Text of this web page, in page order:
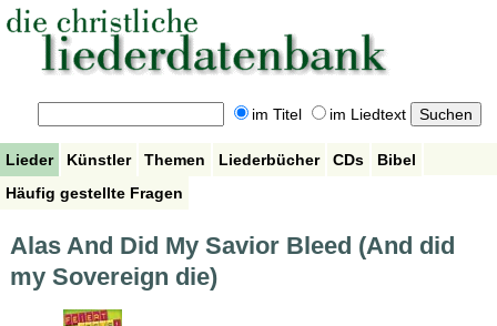
im Titel im Liedtext
Lieder Künstler Themen Liederbücher CDs
Bibel
Häufig gestellte Fragen
Alas And Did My Savior Bleed (And did
my Sovereign die)